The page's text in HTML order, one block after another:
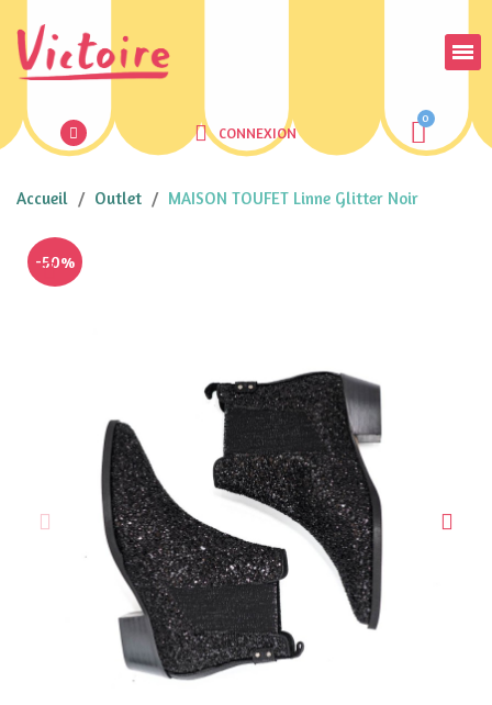
CONNEXION
Accueil Outlet MAISON TOUFET Linne Glitter Noir
-50%